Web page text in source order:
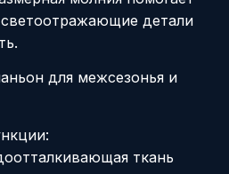
светоотражающие детали
для межсезонья и
ткань